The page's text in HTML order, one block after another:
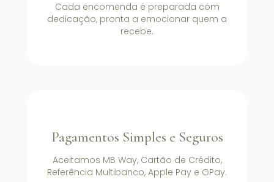
Cada encomenda é preparada com
dedicação, pronta a emocionar quem a
recebe.
Pagamentos Simples e Seguros
Aceitamos MB Way, Cartão de Crédito,
Referência Multibanco, Apple Pay e GPay.